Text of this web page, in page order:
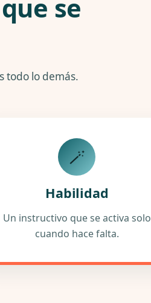
se
todo lo demás.
🪄
Habilidad
Un instructivo que se activa solo
cuando hace falta.